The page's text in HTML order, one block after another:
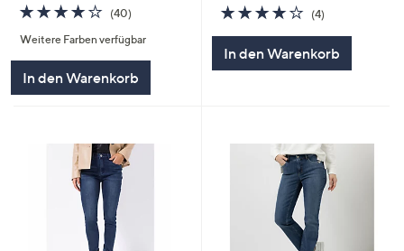
3.8
von
5
(40)40
Weitere Farben verfügbar
In den Warenkorb
3.8
von
(4)4
In den Warenkorb